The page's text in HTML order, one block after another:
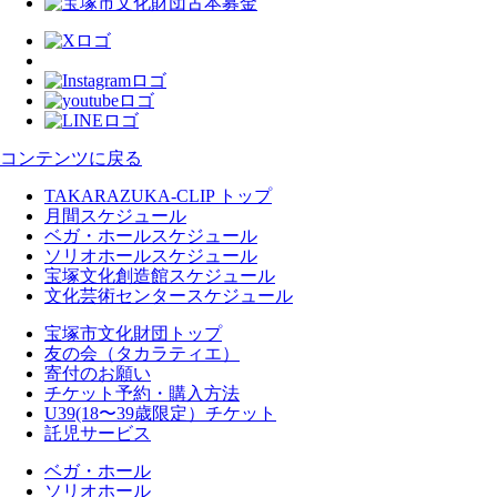
コンテンツに戻る
TAKARAZUKA-CLIP トップ
月間スケジュール
ベガ・ホールスケジュール
ソリオホールスケジュール
宝塚文化創造館スケジュール
文化芸術センタースケジュール
宝塚市文化財団トップ
友の会（タカラティエ）
寄付のお願い
チケット予約・購入方法
U39(18〜39歳限定）チケット
託児サービス
ベガ・ホール
ソリオホール